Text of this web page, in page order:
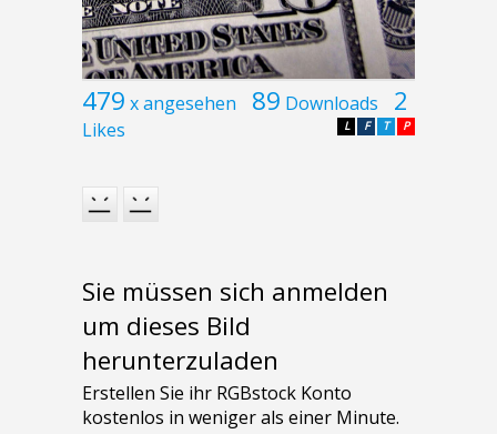
479 x angesehen 89 Downloads 2
Likes P
T
F
L
Sie müssen sich anmelden
um dieses Bild
herunterzuladen